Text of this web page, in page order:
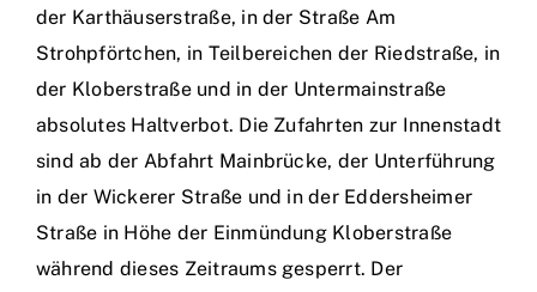
der Karthäuserstraße, in der Straße Am
Strohpförtchen, in Teilbereichen der Riedstraße, in
der Kloberstraße und in der Untermainstraße
absolutes Haltverbot. Die Zufahrten zur Innenstadt
sind ab der Abfahrt Mainbrücke, der Unterführung
in der Wickerer Straße und in der Eddersheimer
Straße in Höhe der Einmündung Kloberstraße
während dieses Zeitraums gesperrt. Der